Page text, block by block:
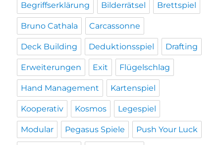
Begriffserklärung Bilderrätsel Brettspiel
Bruno Cathala Carcassonne
Deck Building Deduktionsspiel Drafting
Erweiterungen Exit Flügelschlag
Hand Management Kartenspiel
Kooperativ Kosmos Legespiel
Modular Pegasus Spiele Push Your Luck